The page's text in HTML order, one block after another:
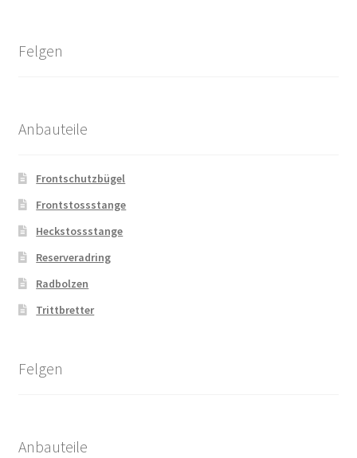
Felgen
Anbauteile
Frontschutzbügel
Frontstossstange
Heckstossstange
Reserveradring
Radbolzen
Trittbretter
Felgen
Anbauteile